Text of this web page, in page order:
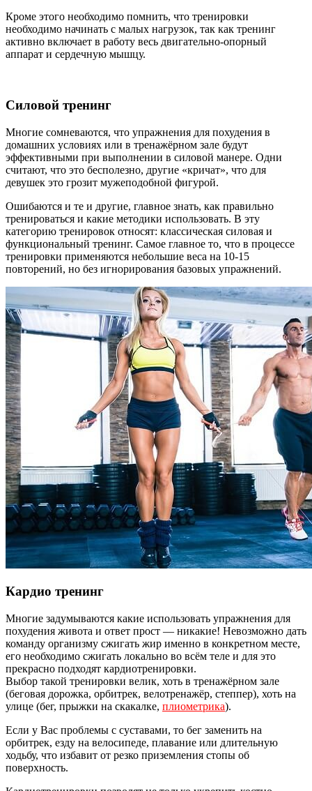
Кроме этого необходимо помнить, что тренировки
необходимо начинать с малых нагрузок, так как тренинг
активно включает в работу весь двигательно-опорный
аппарат и сердечную мышцу.
Силовой тренинг
Многие сомневаются, что упражнения для похудения в
домашних условиях или в тренажёрном зале будут
эффективными при выполнении в силовой манере. Одни
считают, что это бесполезно, другие «кричат», что для
девушек это грозит мужеподобной фигурой.
Ошибаются и те и другие, главное знать, как правильно
тренироваться и какие методики использовать. В эту
категорию тренировок относят: классическая силовая и
функциональный тренинг. Самое главное то, что в процессе
тренировки применяются небольшие веса на 10-15
повторений, но без игнорирования базовых упражнений.
Кардио тренинг
Многие задумываются какие использовать упражнения для
похудения живота и ответ прост — никакие! Невозможно дать
команду организму сжигать жир именно в конкретном месте,
его необходимо сжигать локально во всём теле и для это
прекрасно подходят кардиотренировки.
Выбор такой тренировки велик, хоть в тренажёрном зале
(беговая дорожка, орбитрек, велотренажёр, степпер), хоть на
улице (бег, прыжки на скакалке, плиометрика).
Если у Вас проблемы с суставами, то бег заменить на
орбитрек, езду на велосипеде, плавание или длительную
ходьбу, что избавит от резко приземления стопы об
поверхность.